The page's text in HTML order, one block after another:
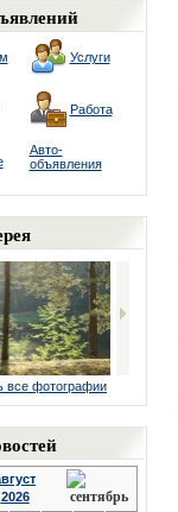
Услуги
Работа
Авто-
объявления
все фотографии
2026